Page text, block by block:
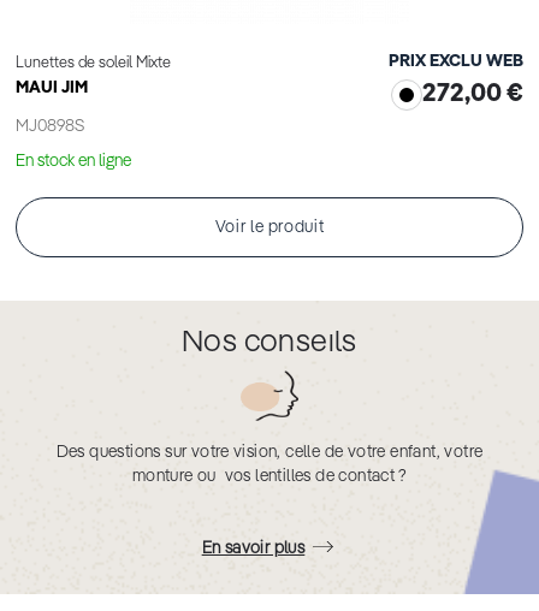
Lunettes de soleil Mixte
MAUI JIM
MJ0898S
PRIX EXCLU WEB
272,00 €
En stock en ligne
Voir le produit
Nos conseils
Des questions sur votre vision, celle de votre enfant, votre
monture ou vos lentilles de contact ?
En savoir plus